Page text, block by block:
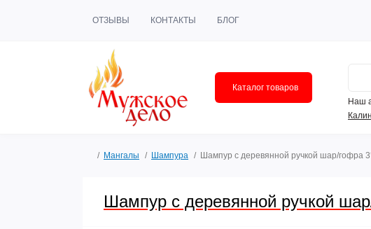
ОТЗЫВЫ КОНТАКТЫ БЛОГ
Каталог товаров
Наш
Мангалы Шампура Шампур с деревянной ручкой шар/гофра
Шампур с деревянной ручкой